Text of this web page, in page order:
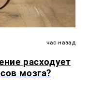
час назад
расходует
мозга?